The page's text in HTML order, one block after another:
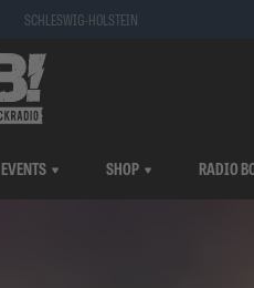
SCHLESWIG-HOLSTEIN
EVENTS SHOP RADIO